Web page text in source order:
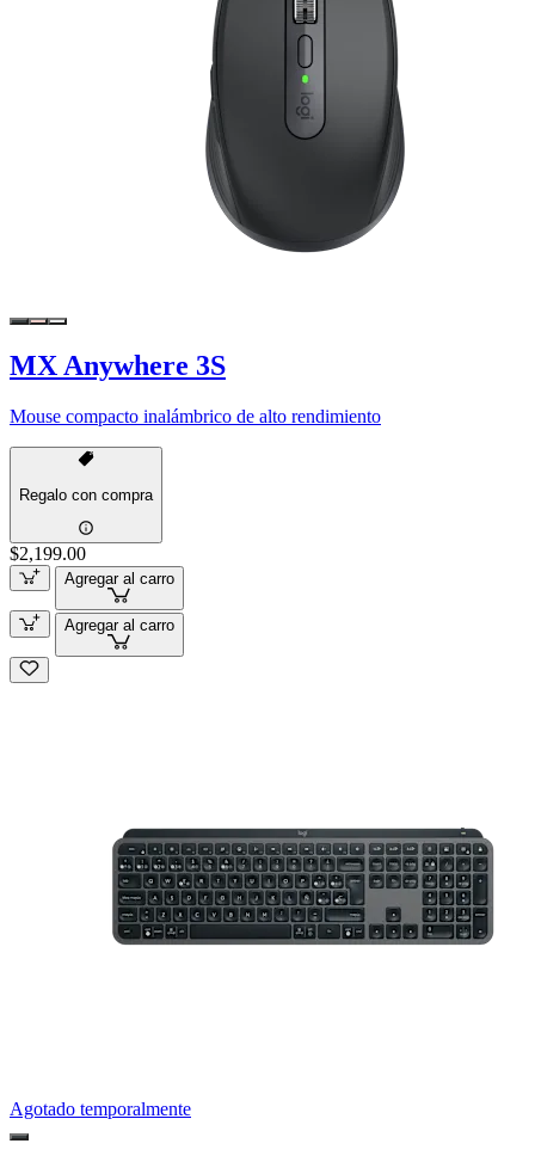
MX Anywhere 3S
Mouse compacto inalámbrico de alto rendimiento
Regalo con compra
$2,199.00
Agregar al carro
Agregar al carro
Agotado temporalmente